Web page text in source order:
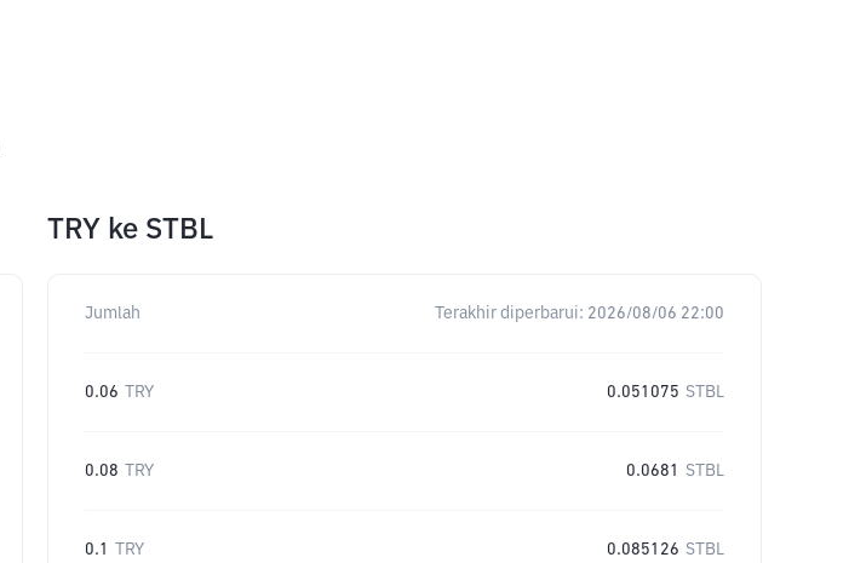
TRY ke STBL
Jumlah Terakhir diperbarui: 2026/08/06 22:00
0.06 TRY 0.051075 STBL
0.08 TRY 0.0681 STBL
0.1 TRY 0.085126 STBL